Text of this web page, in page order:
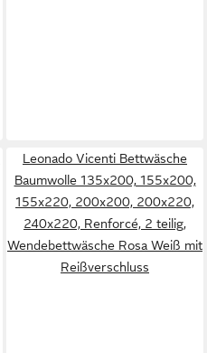
Leonado Vicenti Bettwäsche
Baumwolle 135x200, 155x200,
155x220, 200x200, 200x220,
240x220, Renforcé, 2 teilig,
Wendebettwäsche Rosa Weiß mit
Reißverschluss